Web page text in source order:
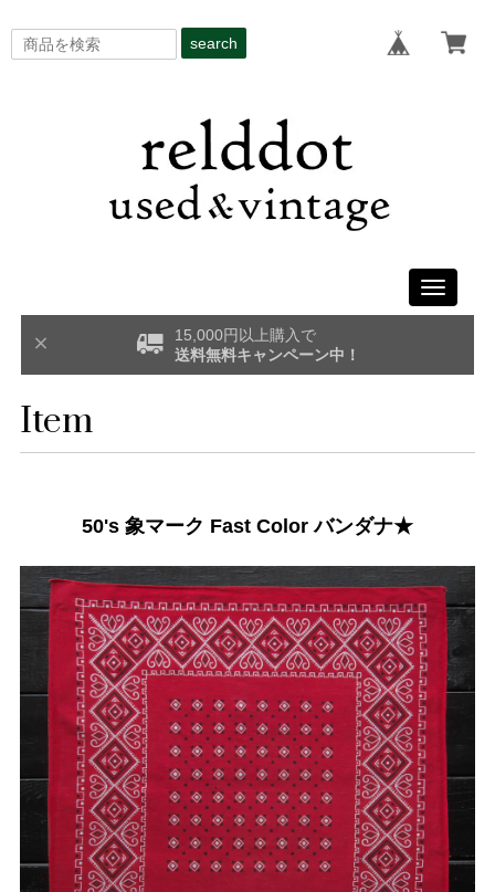
search
Toggle
15,000円以上購入で
送料無料キャンペーン中！
Item
50's 象マーク Fast Color バンダナ★